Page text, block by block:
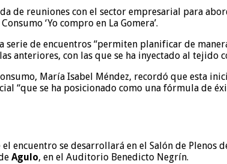
de reuniones con el sector empresarial para
‘Yo compro en La Gomera’.
de encuentros “permiten planificar de
anteriores, con las que se ha inyectado al tejido
María Isabel Méndez, recordó que esta
“que se ha posicionado como una fórmula de
el encuentro se desarrollará en el Salón de Plenos
Agulo, en el Auditorio Benedicto Negrín.